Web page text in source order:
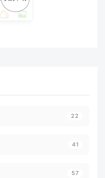
22
41
57